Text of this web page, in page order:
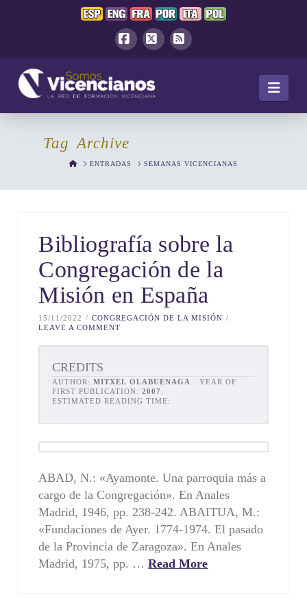
Tag Archive
HOMEENTRADAS SEMANAS VICENCIANAS
Bibliografía sobre la
Congregación de la
Misión en España
15/11/2022
CONGREGACIÓN DE LA MISIÓN
LEAVE A COMMENT
CREDITS
AUTHOR:MITXEL OLABUENAGA
FIRST PUBLICATION:2007
ESTIMATED READING TIME:
ABAD, N.: «Ayamonte. Una parroquia más a
cargo de la Congregación». En Anales
Madrid, 1946, pp. 238-242. ABAITUA, M.:
«Fundaciones de Ayer. 1774-1974. El pasado
de la Provincia de Zaragoza». En Anales
Madrid, 1975, pp. …Read More